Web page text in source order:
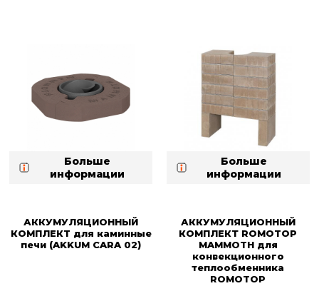
Больше
информации
Больше
информации
АККУМУЛЯЦИОННЫЙ
КОМПЛЕКT для каминные
печи (AKKUM CARA 02)
АККУМУЛЯЦИОННЫЙ
КОМПЛЕКТ ROMOTOP
MAMMOTH для
конвекционного
теплообменника
ROMOTOP